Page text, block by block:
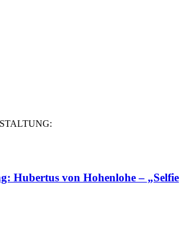
Hubertus von Hohenlohe – „Selfie